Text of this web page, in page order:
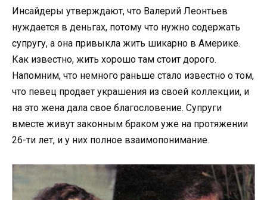
Инсайдеры утверждают, что Валерий Леонтьев
нуждается в деньгах, потому что нужно содержать
супругу, а она привыкла жить шикарно в Америке.
Как известно, жить хорошо там стоит дорого.
Напомним, что немного раньше стало известно о том,
что певец продает украшения из своей коллекции, и
на это жена дала свое благословение. Супруги
вместе живут законным браком уже на протяжении
26-ти лет, и у них полное взаимопонимание.